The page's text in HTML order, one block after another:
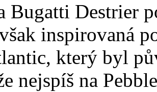
Bugatti Destrier
inspirovaná
který byl
nejspíš na